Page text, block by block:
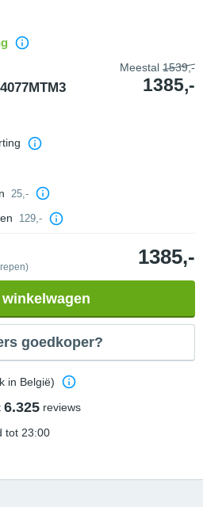
Meestal 1539,-
1385,-
25,-
129,-
1385,-
winkelwagen
goedkoper?
in België)
6.325 reviews
tot 23:00